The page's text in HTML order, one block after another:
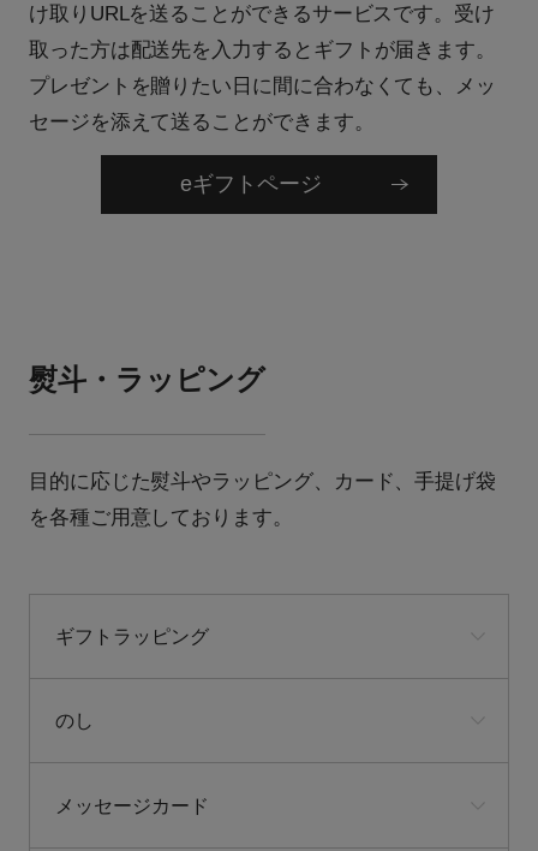
け取りURLを送ることができるサービスです。受け
取った方は配送先を入力するとギフトが届きます。
プレゼントを贈りたい日に間に合わなくても、メッ
セージを添えて送ることができます。
eギフトページ
熨斗・ラッピング
目的に応じた熨斗やラッピング、カード、手提げ袋
を各種ご用意しております。
ギフトラッピング
のし
メッセージカード